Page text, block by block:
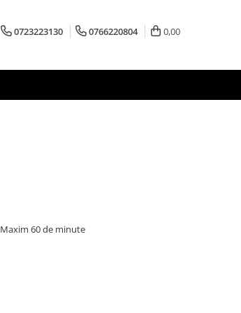
0723223130 0766220804 0,00
Maxim 60 de minute